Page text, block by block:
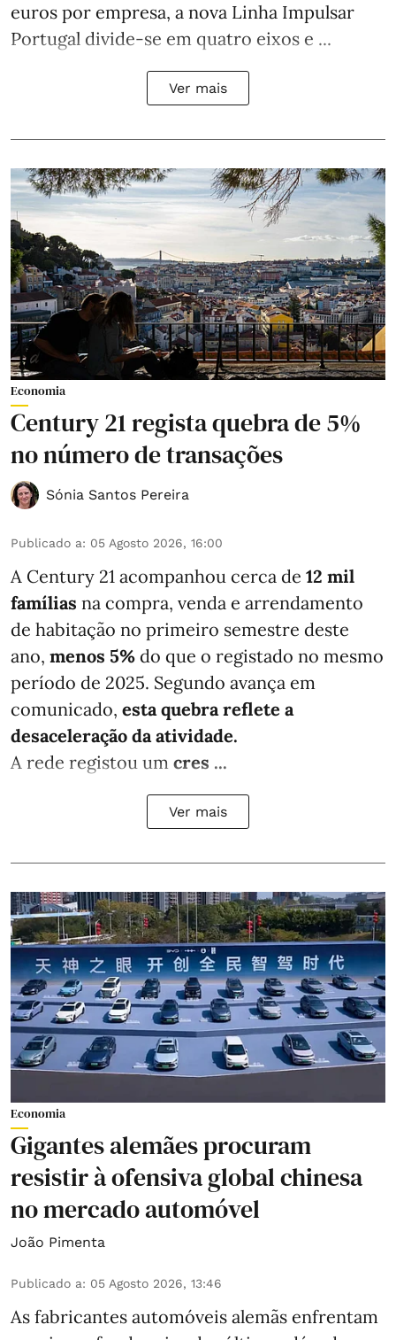
euros por empresa, a nova Linha Impulsar
Portugal divide-se em quatro eixos e ...
Ver mais
Economia
Century 21 regista quebra de 5%
no número de transações
Sónia Santos Pereira
Publicado a: 05 Agosto 2026, 16:00
A Century 21 acompanhou cerca de 12 mil
famílias na compra, venda e arrendamento
de habitação no primeiro semestre deste
ano, menos 5% do que o registado no mesmo
período de 2025. Segundo avança em
comunicado, esta quebra reflete a
desaceleração da atividade.
A rede registou um cres ...
Ver mais
Economia
Gigantes alemães procuram
resistir à ofensiva global chinesa
no mercado automóvel
João Pimenta
Publicado a: 05 Agosto 2026, 13:46
As fabricantes automóveis alemãs enfrentam